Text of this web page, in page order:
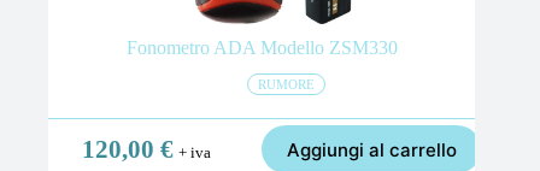
Fonometro ADA Modello ZSM330
RUMORE
120,00 € + iva Aggiungi al carrello